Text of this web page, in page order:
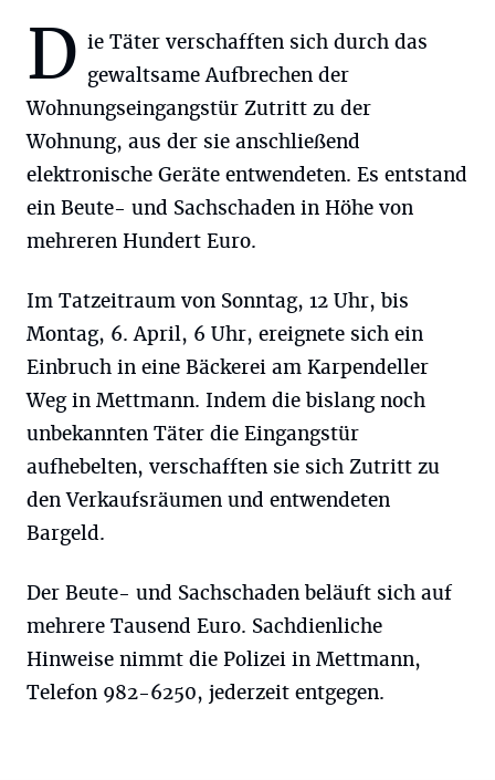
D ie Täter verschafften sich durch das
gewaltsame Aufbrechen der
Wohnungseingangstür Zutritt zu der
Wohnung, aus der sie anschließend
elektronische Geräte entwendeten. Es entstand
ein Beute- und Sachschaden in Höhe von
mehreren Hundert Euro.
Im Tatzeitraum von Sonntag, 12 Uhr, bis
Montag, 6. April, 6 Uhr, ereignete sich ein
Einbruch in eine Bäckerei am Karpendeller
Weg in Mettmann. Indem die bislang noch
unbekannten Täter die Eingangstür
aufhebelten, verschafften sie sich Zutritt zu
den Verkaufsräumen und entwendeten
Bargeld.
Der Beute- und Sachschaden beläuft sich auf
mehrere Tausend Euro. Sachdienliche
Hinweise nimmt die Polizei in Mettmann,
Telefon 982-6250, jederzeit entgegen.